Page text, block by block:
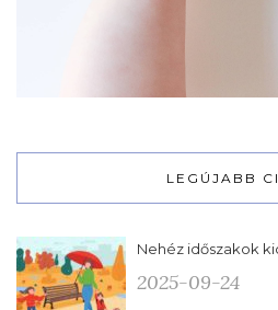
LEGÚJABB
Nehéz időszakok
2025-09-24